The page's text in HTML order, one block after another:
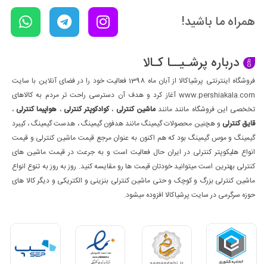
همراه ما باشید!
درباره پرشـیــا کـالا
فروشگاه اینترنتی پرشیاکالا از آبان ماه 1398 فعالیت خود را در فضای آنلاین با سایت
www.pershiakala.com آغاز کرد و هدف آن دسترسی راحت تر مردم به کالاهای
تخخصی این فروشگاه مانند مانندماشین کنترلی ،کوادکوپتر کنترلی ، هواپیما کنترلی،
قایق کنترلی و هچنین محصولات گیمینگ مانند هدفون گیمینگ ، هدست گیمینگ ، کیبرد
گیمینگ و موس گیمینگ بود که هم اکنون به عنوان مرجع قیمت ماشین کنترلی و قیمت
انواع هلیکوپتر کنترلی در ایران حال فعالیت است و به جرعت در قیمت ماشین های
کنترلی بهترین است میتوانید خودتان قیمت ها رو مقایسه کنید. روز به روز به تنوع انواع
ماشین کنترلی بزرگ و کوچک و حتی ماشین کنترلی بنزینی و الکتریکی و دیگر کالا های
حوزه سرگرمی در سایت پرشیاکالا افزوده میشود.